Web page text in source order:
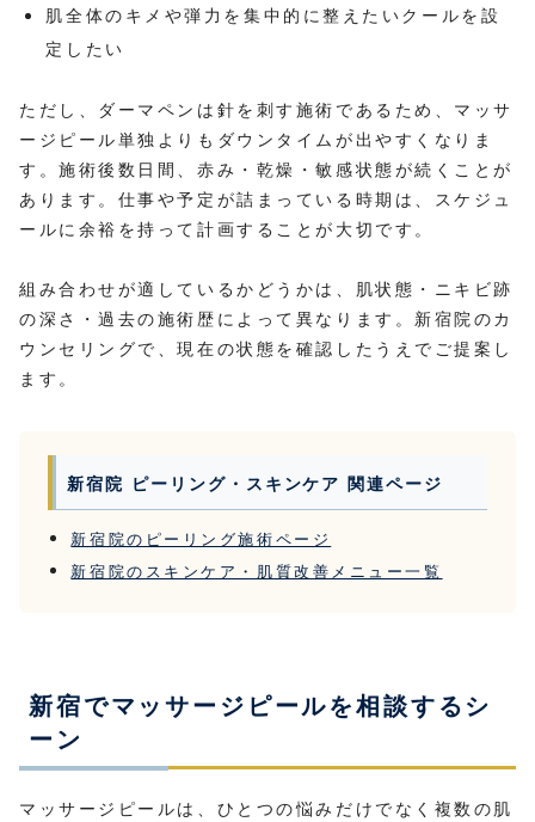
肌全体のキメや弾力を集中的に整えたいクールを設
定したい
ただし、ダーマペンは針を刺す施術であるため、マッサ
ージピール単独よりもダウンタイムが出やすくなりま
す。施術後数日間、赤み・乾燥・敏感状態が続くことが
あります。仕事や予定が詰まっている時期は、スケジュ
ールに余裕を持って計画することが大切です。
組み合わせが適しているかどうかは、肌状態・ニキビ跡
の深さ・過去の施術歴によって異なります。新宿院のカ
ウンセリングで、現在の状態を確認したうえでご提案し
ます。
新宿院 ピーリング・スキンケア 関連ページ
新宿院のピーリング施術ページ
新宿院のスキンケア・肌質改善メニュー一覧
新宿でマッサージピールを相談するシ
ーン
マッサージピールは、ひとつの悩みだけでなく複数の肌